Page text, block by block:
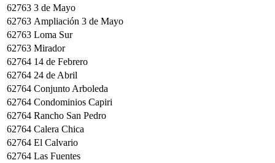
62763 3 de Mayo
62763 Ampliación 3 de Mayo
62763 Loma Sur
62763 Mirador
62764 14 de Febrero
62764 24 de Abril
62764 Conjunto Arboleda
62764 Condominios Capiri
62764 Rancho San Pedro
62764 Calera Chica
62764 El Calvario
62764 Las Fuentes